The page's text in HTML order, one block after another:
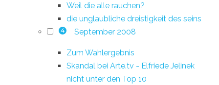
Weil die alle rauchen?
die unglaubliche dreistigkeit des seins
4 September 2008
Zum Wahlergebnis
Skandal bei Arte.tv - Elfriede Jelinek
nicht unter den Top 10